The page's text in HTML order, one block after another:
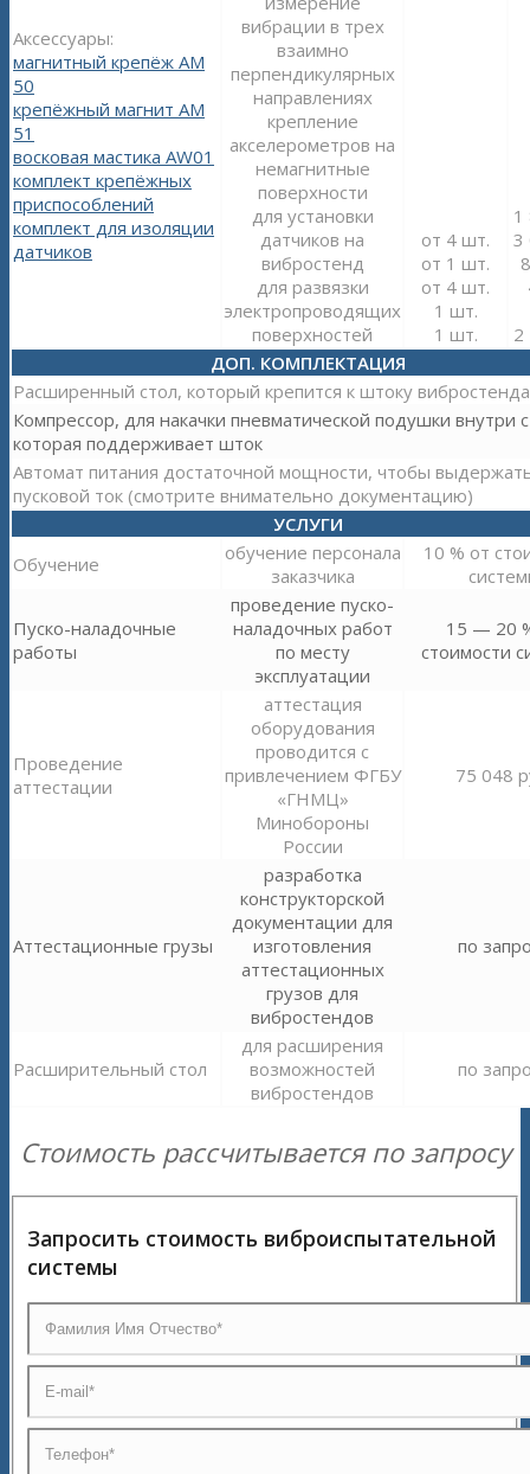
Аксессуары:
магнитный крепёж АМ
50
крепёжный магнит АМ
51
восковая мастика AW01
комплект крепёжных
приспособлений
комплект для изоляции
датчиков
вибрации в трех
взаимно
перпендикулярных
направлениях
крепление
акселерометров на
немагнитные
поверхности
для установки
датчиков на
вибростенд
для развязки
электропроводящих
поверхностей
от 4 шт.
от 1 шт.
от 4 шт.
1 шт.
1 шт.
1
3
2
ДОП. КОМПЛЕКТАЦИЯ
Расширенный стол, который крепится к штоку вибростенда
Компрессор, для накачки пневматической подушки внутри
которая поддерживает шток
Автомат питания достаточной мощности, чтобы
пусковой ток (смотрите внимательно документацию)
УСЛУГИ
Обучение
обучение персонала
заказчика
10 % от
Пуско-наладочные
работы
проведение пуско-
наладочных работ
по месту
эксплуатации
15 — 20
стоимости
Проведение
аттестации
аттестация
оборудования
проводится с
привлечением ФГБУ
«ГНМЦ»
Минобороны
России
75 048
Аттестационные грузы
разработка
конструкторской
документации для
изготовления
аттестационных
грузов для
вибростендов
по
Расширительный стол
для расширения
возможностей
вибростендов
по
Стоимость рассчитывается по запросу
Запросить стоимость виброиспытательной
системы